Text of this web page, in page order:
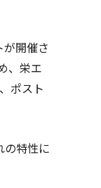
開催さ
、栄エ
ポスト
の特性に